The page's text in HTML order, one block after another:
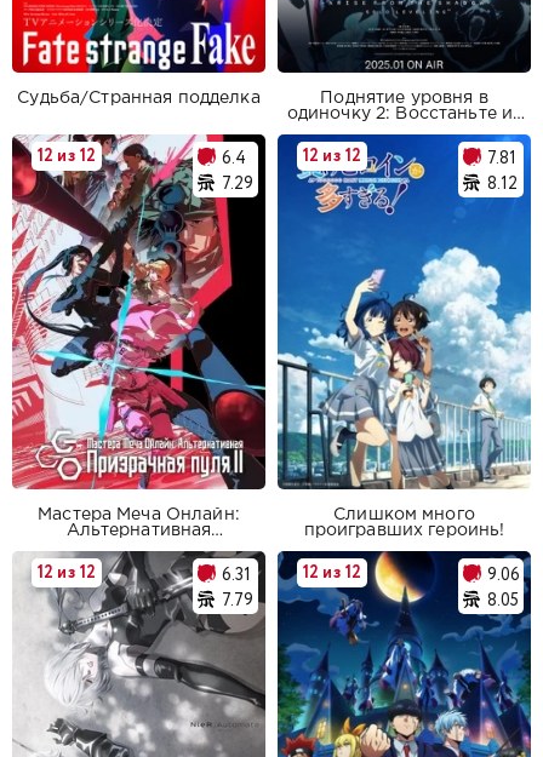
Судьба/Странная подделка
Поднятие уровня в
одиночку 2: Восстаньте из
Мастера Меча Онлайн:
Альтернативная
12 из 12
6.4
7.29
Слишком много
проигравших героинь!
12 из 12
7.81
8.12
12 из 12
6.31
7.79
12 из 12
9.06
8.05